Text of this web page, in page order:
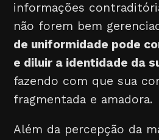
informações
não forem bem
de uniformidade pode
e diluir a identidade da
fazendo com que sua
fragmentada e amadora.
Além da percepção da